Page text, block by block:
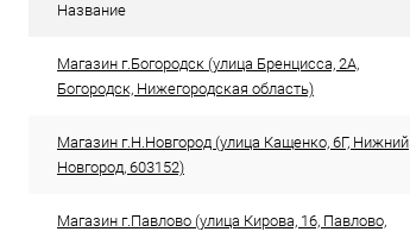
Название
Магазин г.Богородск (улица Бренцисса, 2А,
Богородск, Нижегородская область)
Магазин г.Н.Новгород (улица Кащенко, 6Г, Нижний
Новгород, 603152)
Магазин г.Павлово (улица Кирова, 16, Павлово,